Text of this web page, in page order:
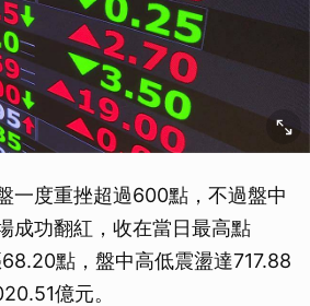
一度重挫超過600點，不過盤中
成功翻紅，收在當日最高點
點，盤中高低震盪達717.88
億元。